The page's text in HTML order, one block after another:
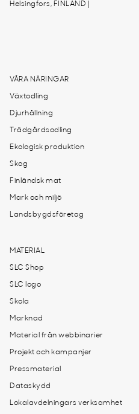
Helsingfors, FINLAND |
VÅRA NÄRINGAR
Växtodling
Djurhållning
Trädgårdsodling
Ekologisk produktion
Skog
Finländsk mat
Mark och miljö
Landsbygdsföretag
MATERIAL
SLC Shop
SLC logo
Skola
Marknad
Material från webbinarier
Projekt och kampanjer
Pressmaterial
Dataskydd
Lokalavdelningars verksamhet